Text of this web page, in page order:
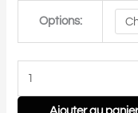
Options: